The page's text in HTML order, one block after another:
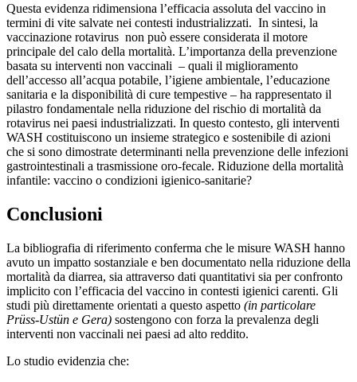
Questa evidenza ridimensiona l’efficacia assoluta del vaccino in
termini di vite salvate nei contesti industrializzati. In sintesi, la
vaccinazione rotavirus non può essere considerata il motore
principale del calo della mortalità. L’importanza della prevenzione
basata su interventi non vaccinali – quali il miglioramento
dell’accesso all’acqua potabile, l’igiene ambientale, l’educazione
sanitaria e la disponibilità di cure tempestive – ha rappresentato il
pilastro fondamentale nella riduzione del rischio di mortalità da
rotavirus nei paesi industrializzati. In questo contesto, gli interventi
WASH costituiscono un insieme strategico e sostenibile di azioni
che si sono dimostrate determinanti nella prevenzione delle infezioni
gastrointestinali a trasmissione oro-fecale. Riduzione della mortalità
infantile: vaccino o condizioni igienico-sanitarie?
Conclusioni
La bibliografia di riferimento conferma che le misure WASH hanno
avuto un impatto sostanziale e ben documentato nella riduzione della
mortalità da diarrea, sia attraverso dati quantitativi sia per confronto
implicito con l’efficacia del vaccino in contesti igienici carenti. Gli
studi più direttamente orientati a questo aspetto (in particolare
Prüss-Ustün e Gera) sostengono con forza la prevalenza degli
interventi non vaccinali nei paesi ad alto reddito.
Lo studio evidenzia che: